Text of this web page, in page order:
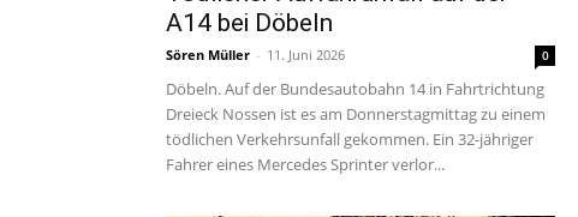
A14 bei Döbeln
Sören Müller - 11. Juni 2026 0
Döbeln. Auf der Bundesautobahn 14 in Fahrtrichtung
Dreieck Nossen ist es am Donnerstagmittag zu einem
tödlichen Verkehrsunfall gekommen. Ein 32-jähriger
Fahrer eines Mercedes Sprinter verlor...